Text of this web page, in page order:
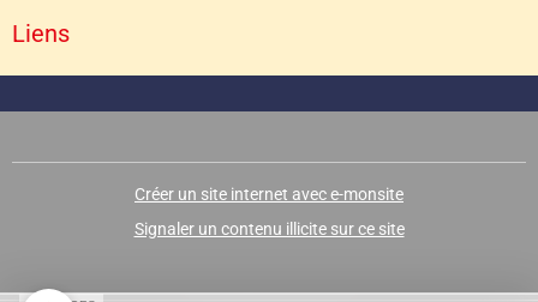
Liens
Créer un site internet avec e-monsite
Signaler un contenu illicite sur ce site